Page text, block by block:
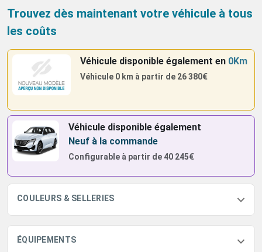
Trouvez dès maintenant votre véhicule à tous
les coûts
Véhicule disponible également en 0Km
Véhicule 0 km à partir de 26 380€
Véhicule disponible également
Neuf à la commande
Configurable à partir de40 245€
COULEURS & SELLERIES
ÉQUIPEMENTS